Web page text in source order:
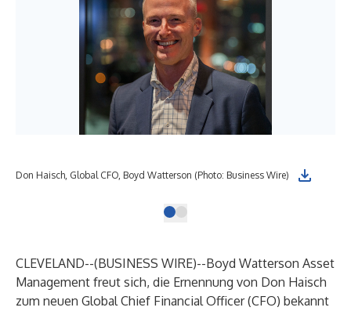
Don Haisch, Global CFO, Boyd Watterson (Photo: Business Wire)
CLEVELAND--(BUSINESS WIRE)--Boyd Watterson Asset
Management freut sich, die Ernennung von Don Haisch
zum neuen Global Chief Financial Officer (CFO) bekannt